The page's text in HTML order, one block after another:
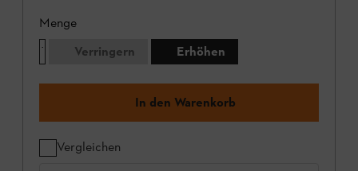
Menge
Verringern
Erhöhen
In den Warenkorb
Vergleichen